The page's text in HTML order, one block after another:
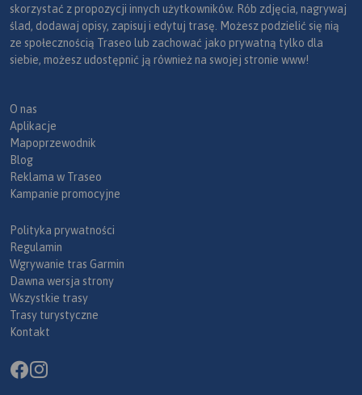
skorzystać z propozycji innych użytkowników. Rób zdjęcia, nagrywaj
ślad, dodawaj opisy, zapisuj i edytuj trasę. Możesz podzielić się nią
ze społecznością Traseo lub zachować jako prywatną tylko dla
siebie, możesz udostępnić ją również na swojej stronie www!
O nas
Aplikacje
Mapoprzewodnik
Blog
Reklama w Traseo
Kampanie promocyjne
Polityka prywatności
Regulamin
Wgrywanie tras Garmin
Dawna wersja strony
Wszystkie trasy
Trasy turystyczne
Kontakt